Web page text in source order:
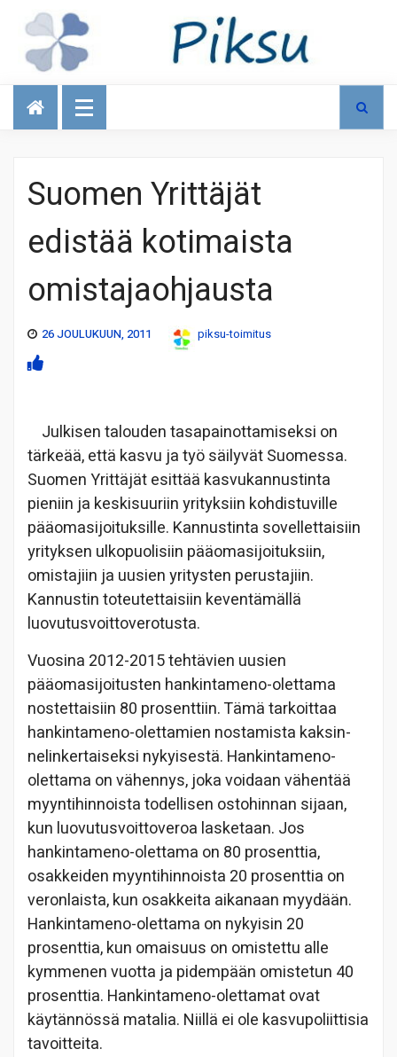
Talous
Suomen Yrittäjät
edistää kotimaista
omistajaohjausta
26 JOULUKUUN, 2011 piksu-toimitus
Julkisen talouden tasapainottamiseksi on
tärkeää, että kasvu ja työ säilyvät Suomessa.
Suomen Yrittäjät esittää kasvukannustinta
pieniin ja keskisuuriin yrityksiin kohdistuville
pääomasijoituksille. Kannustinta sovellettaisiin
yrityksen ulkopuolisiin pääomasijoituksiin,
omistajiin ja uusien yritysten perustajiin.
Kannustin toteutettaisiin keventämällä
luovutusvoittoverotusta.
Vuosina 2012-2015 tehtävien uusien
pääomasijoitusten hankintameno-olettama
nostettaisiin 80 prosenttiin. Tämä tarkoittaa
hankintameno-olettamien nostamista kaksin-
nelinkertaiseksi nykyisestä. Hankintameno-
olettama on vähennys, joka voidaan vähentää
myyntihinnoista todellisen ostohinnan sijaan,
kun luovutusvoittoveroa lasketaan. Jos
hankintameno-olettama on 80 prosenttia,
osakkeiden myyntihinnoista 20 prosenttia on
veronlaista, kun osakkeita aikanaan myydään.
Hankintameno-olettama on nykyisin 20
prosenttia, kun omaisuus on omistettu alle
kymmenen vuotta ja pidempään omistetun 40
prosenttia. Hankintameno-olettamat ovat
käytännössä matalia. Niillä ei ole kasvupoliittisia
tavoitteita.